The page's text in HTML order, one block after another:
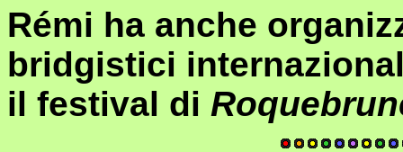
Rémi ha anche
bridgistici
il festival di